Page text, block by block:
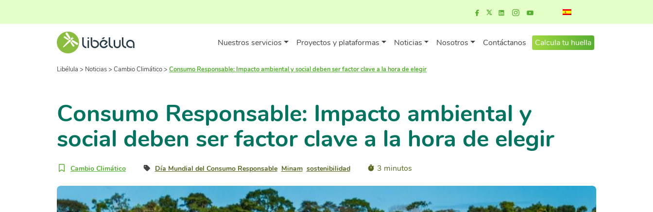
Nuestros servicios Proyectos y plataformas Noticias Nosotros Contáctanos Calcula tu huella
Libélula > Noticias> Cambio Climático> Consumo Responsable: Impacto ambiental y social deben ser factor clave a la hora de elegir
Consumo Responsable: Impacto ambiental y
social deben ser factor clave a la hora de elegir
Cambio Climático Día Mundial del Consumo Responsable Minam sostenibilidad 3 minutos